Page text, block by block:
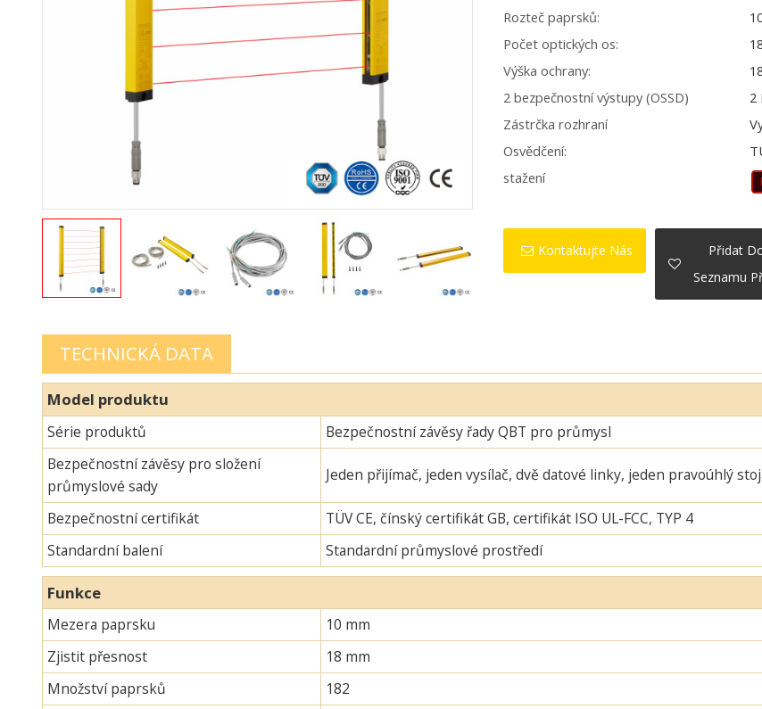
Rozteč paprsků:
Počet optických os:
Výška ochrany:
2 bezpečnostní výstupy (OSSD)
2
Zástrčka rozhraní
Osvědčení:
stažení
Kontaktujte Nás
Přidat
Seznamu
TECHNICKÁ DATA
Model produktu
Série produktů
Bezpečnostní závěsy řady QBT pro průmysl
Bezpečnostní závěsy pro složení
průmyslové sady
Jeden přijímač, jeden vysílač, dvě datové linky, jeden pravoúhlý
Bezpečnostní certifikát
TÜV CE, čínský certifikát GB, certifikát ISO UL-FCC, TYP 4
Standardní balení
Standardní průmyslové prostředí
Funkce
Mezera paprsku
10 mm
Zjistit přesnost
18 mm
Množství paprsků
182